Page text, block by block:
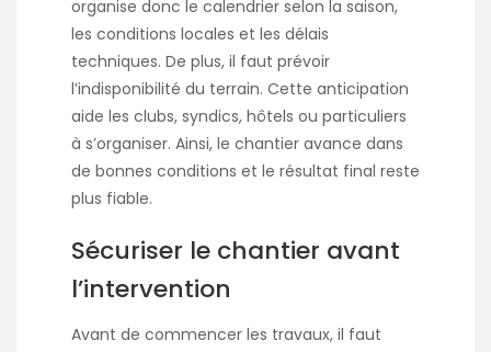
organise donc le calendrier selon la saison,
les conditions locales et les délais
techniques. De plus, il faut prévoir
l’indisponibilité du terrain. Cette anticipation
aide les clubs, syndics, hôtels ou particuliers
à s’organiser. Ainsi, le chantier avance dans
de bonnes conditions et le résultat final reste
plus fiable.
Sécuriser le chantier avant
l’intervention
Avant de commencer les travaux, il faut